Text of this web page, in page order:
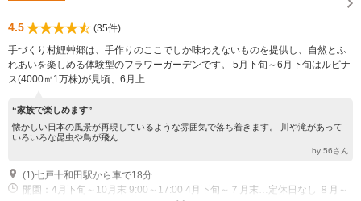
4.5
(35件)
手づくり村鯉艸郷は、手作りのここでしか味わえないものを提供し、自然とふ
れあいを楽しめる体験型のフラワーガーデンです。 5月下旬～6月下旬はルピナ
ス(4000㎡1万株)が見頃、6月上...
“家族で楽しめます”
懐かしい日本の風景が再現しているような雰囲気で落ち着きます。 川や滝があって
いろいろな昆虫や鳥が飛ん...
by 56さん
(1)七戸十和田駅から車で18分
開園：4月下旬～10月末 9:00～17:00 4月下旬～７月末…定休日なし ８月～